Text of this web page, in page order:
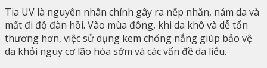
Tia UV là nguyên nhân chính gây ra nếp nhăn, nám da và
mất đi độ đàn hồi. Vào mùa đông, khi da khô và dễ tổn
thương hơn, việc sử dụng kem chống nắng giúp bảo vệ
da khỏi nguy cơ lão hóa sớm và các vấn đề da liễu.